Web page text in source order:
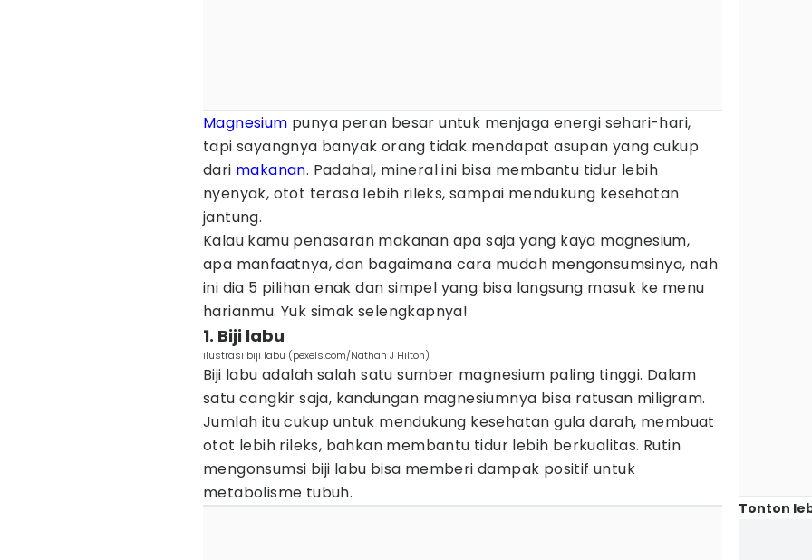
Magnesium punya peran besar untuk menjaga energi sehari-hari,
tapi sayangnya banyak orang tidak mendapat asupan yang cukup
dari makanan. Padahal, mineral ini bisa membantu tidur lebih
nyenyak, otot terasa lebih rileks, sampai mendukung kesehatan
jantung.
Kalau kamu penasaran makanan apa saja yang kaya magnesium,
apa manfaatnya, dan bagaimana cara mudah mengonsumsinya, nah
ini dia 5 pilihan enak dan simpel yang bisa langsung masuk ke menu
harianmu. Yuk simak selengkapnya!
1. Biji labu
ilustrasi biji labu (pexels.com/Nathan J Hilton)
Biji labu adalah salah satu sumber magnesium paling tinggi. Dalam
satu cangkir saja, kandungan magnesiumnya bisa ratusan miligram.
Jumlah itu cukup untuk mendukung kesehatan gula darah, membuat
otot lebih rileks, bahkan membantu tidur lebih berkualitas. Rutin
mengonsumsi biji labu bisa memberi dampak positif untuk
metabolisme tubuh.
Tonton